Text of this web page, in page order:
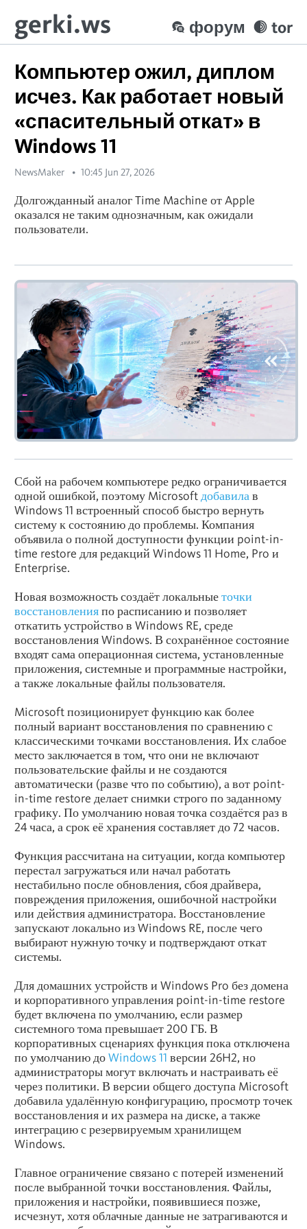
gerki.ws tor
форум
Компьютер ожил, диплом
исчез. Как работает новый
«спасительный откат» в
Windows 11
NewsMaker 10:45 Jun 27, 2026
Долгожданный аналог Time Machine от Apple
оказался не таким однозначным, как ожидали
пользователи.
Сбой на рабочем компьютере редко ограничивается
одной ошибкой, поэтому Microsoftдобавилав
Windows 11 встроенный способ быстро вернуть
систему к состоянию до проблемы. Компания
объявила о полной доступности функции point-in-
time restore для редакций Windows 11 Home, Pro и
Enterprise.
Новая возможность создаёт локальныеточки
восстановленияпо расписанию и позволяет
откатить устройство в Windows RE, среде
восстановления Windows. В сохранённое состояние
входят сама операционная система, установленные
приложения, системные и программные настройки,
а также локальные файлы пользователя.
Microsoft позиционирует функцию как более
полный вариант восстановления по сравнению с
классическими точками восстановления. Их слабое
место заключается в том, что они не включают
пользовательские файлы и не создаются
автоматически (разве что по событию), а вот point-
in-time restore делает снимки строго по заданному
графику. По умолчанию новая точка создаётся раз в
24 часа, а срок её хранения составляет до 72 часов.
Функция рассчитана на ситуации, когда компьютер
перестал загружаться или начал работать
нестабильно после обновления, сбоя драйвера,
повреждения приложения, ошибочной настройки
или действия администратора. Восстановление
запускают локально из Windows RE, после чего
выбирают нужную точку и подтверждают откат
системы.
Для домашних устройств и Windows Pro без домена
и корпоративного управления point-in-time restore
будет включена по умолчанию, если размер
системного тома превышает 200 ГБ. В
корпоративных сценариях функция пока отключена
по умолчанию доWindows 11 версии 26H2, но
администраторы могут включать и настраивать её
через политики. В версии общего доступа Microsoft
добавила удалённую конфигурацию, просмотр точек
восстановления и их размера на диске, а также
интеграцию с резервируемым хранилищем
Windows.
Главное ограничение связано с потерей изменений
после выбранной точки восстановления. Файлы,
приложения и настройки, появившиеся позже,
исчезнут, хотя облачные данные не затрагиваются и